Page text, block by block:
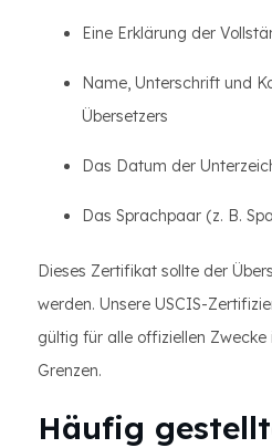
Eine Erklärung der
Name, Unterschrift und
Übersetzers
Das Datum der
Das Sprachpaar (z. B.
Dieses Zertifikat sollte der
werden. Unsere USCIS-
gültig für alle offiziellen Zwecke
Grenzen.
Häufig